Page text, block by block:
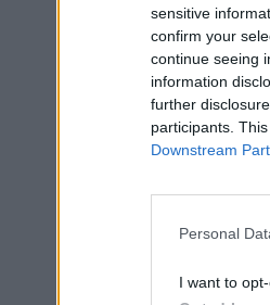
sensitive
confirm your
continue seeing
information
further
participants.
Downstream
Personal
I want to